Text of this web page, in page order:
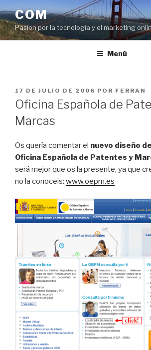
al
contenido
COM
Pasíon por la tecnología y el marketing
Menú
PUBLICADO
EL
17 DE JULIO DE 2006 POR FERRAN
Oficina Española de
Marcas
Os quería comentar el nuevo diseño
Oficina Española de Patentes y
será mejor que os la presente, ya que
no la conoceis: www.oepm.es